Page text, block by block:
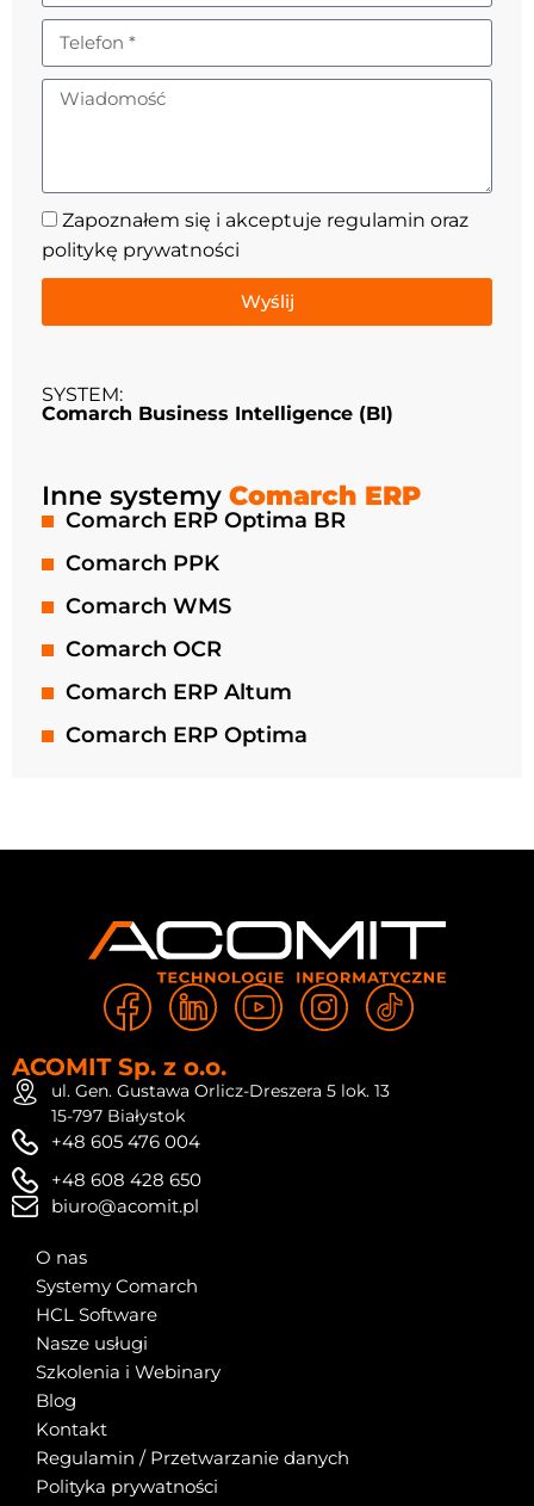
Zapoznałem się i akceptuje regulamin oraz
politykę prywatności
Wyślij
SYSTEM:
Comarch Business Intelligence (BI)
Inne systemy Comarch ERP
Comarch ERP Optima BR
Comarch PPK
Comarch WMS
Comarch OCR
Comarch ERP Altum
Comarch ERP Optima
ACOMIT Sp. z o.o.
ul. Gen. Gustawa Orlicz-Dreszera 5 lok. 13
15-797 Białystok
+48 605 476 004
+48 608 428 650
biuro@acomit.pl
O nas
Systemy Comarch
HCL Software
Nasze usługi
Szkolenia i Webinary
Blog
Kontakt
Regulamin / Przetwarzanie danych
Polityka prywatności